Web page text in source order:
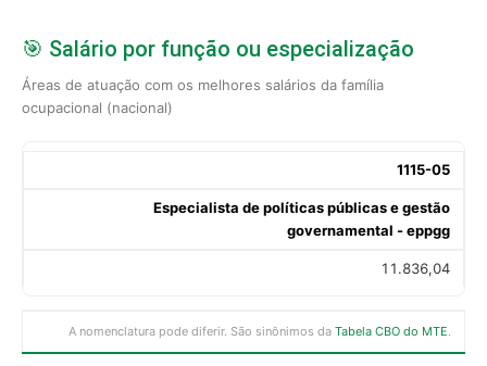
🎯 Salário por função ou especialização
Áreas de atuação com os melhores salários da família
ocupacional (nacional)
1115-05
Especialista de políticas públicas e gestão
governamental - eppgg
11.836,04
A nomenclatura pode diferir. São sinônimos da Tabela CBO do MTE.